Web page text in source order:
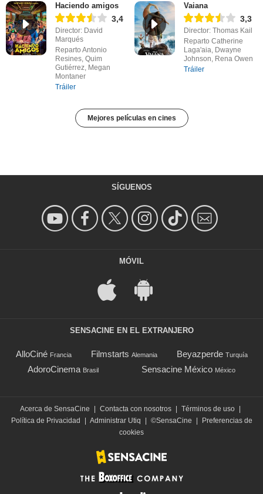
Haciendo amigos
3,4
Director: David
Marqués
Reparto Antonio
Resines, Quim
Gutiérrez, Megan
Montaner
Tráiler
Vaiana
3,3
Director: Thomas Kail
Reparto Catherine
Laga'aia, Dwayne
Johnson, Rena Owen
Tráiler
Mejores películas en cines
SÍGUENOS
MÓVIL
SENSACINE EN EL EXTRANJERO
AlloCiné Francia Filmstarts Alemania Beyazperde Turquía
AdoroCinema Brasil Sensacine México México
Acerca de SensaCine Contacta con nosotros Términos de uso
Política de Privacidad
Administrar Utiq ©SensaCine
Preferencias de
cookies